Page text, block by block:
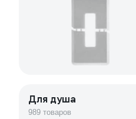
Для душа
989 товаров